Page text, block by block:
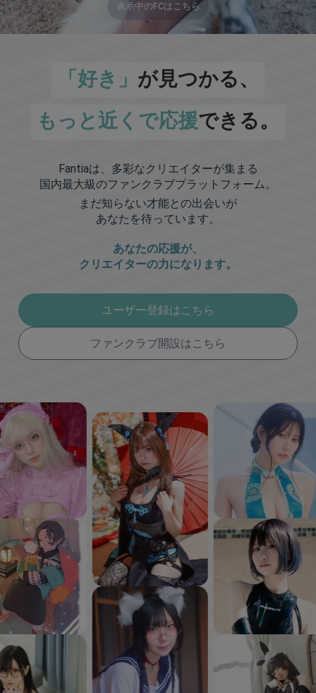
表示中のFCはこちら
「好き」 が見つかる、
もっと近くで応援できる。
Fantiaは、多彩なクリエイターが集まる
国内最大級のファンクラブプラットフォーム。
まだ知らない才能との出会いが
あなたを待っています。
あなたの応援が、
クリエイターの力になります。
ユーザー登録はこちら
ファンクラブ開設はこちら